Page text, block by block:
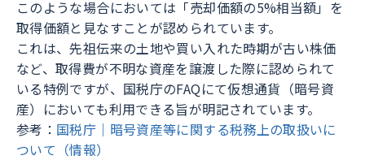
このような場合においては「売却価額の5%相当額」を
取得価額と見なすことが認められています。
これは、先祖伝来の土地や買い入れた時期が古い株価
など、取得費が不明な資産を譲渡した際に認められて
いる特例ですが、国税庁のFAQにて仮想通貨（暗号資
産）においても利用できる旨が明記されています。
参考： 国税庁｜暗号資産等に関する税務上の取扱いに
ついて（情報）